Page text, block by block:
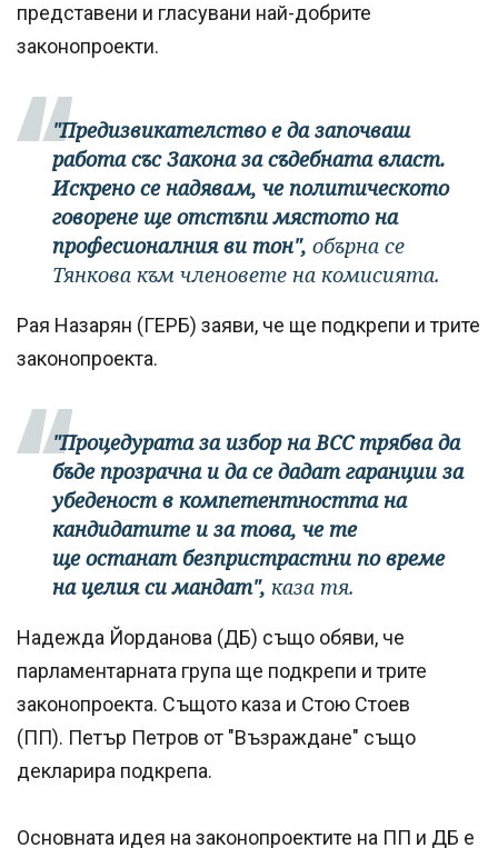
представени и гласувани най-добрите
законопроекти.
"Предизвикателство е да започваш
работа със Закона за съдебната власт.
Искрено се надявам, че политическото
говорене ще отстъпи мястото на
професионалния ви тон", обърна се
Тянкова към членовете на комисията.
Рая Назарян (ГЕРБ) заяви, че ще подкрепи и трите
законопроекта.
"Процедурата за избор на ВСС трябва да
бъде прозрачна и да се дадат гаранции за
убеденост в компетентността на
кандидатите и за това, че те
ще останат безпристрастни по време
на целия си мандат", каза тя.
Надежда Йорданова (ДБ) също обяви, че
парламентарната група ще подкрепи и трите
законопроекта. Същото каза и Стою Стоев
(ПП). Петър Петров от "Възраждане" също
декларира подкрепа.
Основната идея на законопроектите на ПП и ДБ е